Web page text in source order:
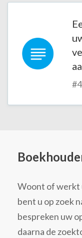
Woont of werkt
bent u op zoek
bespreken uw
daarna de